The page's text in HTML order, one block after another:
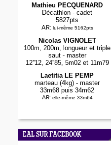
Mathieu PECQUENARD
Décathlon - cadet
5827pts
AR: lui-même 5162pts
Nicolas VIGNOLET
100m, 200m, longueur et triple
saut - master
12''12, 24''85, 5m02 et 11m79
Laetitia LE PEMP
marteau (4kg) - master
33m68 puis 34m62
AR: elle-même 33m64
EAL SUR FACEBOOK